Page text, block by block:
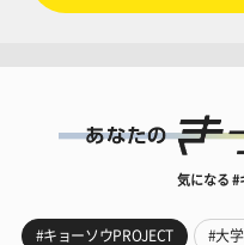
気になる #
#キョーソウPROJECT #大